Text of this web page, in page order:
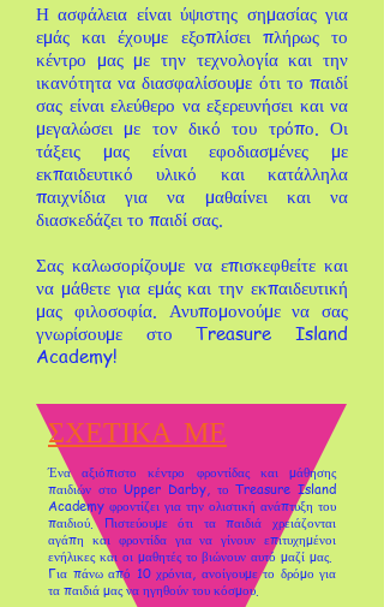
Η ασφάλεια είναι ύψιστης σημασίας για
εμάς και έχουμε εξοπλίσει πλήρως το
κέντρο μας με την τεχνολογία και την
ικανότητα να διασφαλίσουμε ότι το παιδί
σας είναι ελεύθερο να εξερευνήσει και να
μεγαλώσει με τον δικό του τρόπο. Οι
τάξεις μας είναι εφοδιασμένες με
εκπαιδευτικό υλικό και κατάλληλα
παιχνίδια για να μαθαίνει και να
διασκεδάζει το παιδί σας.
Σας καλωσορίζουμε να επισκεφθείτε και
να μάθετε για εμάς και την εκπαιδευτική
μας φιλοσοφία. Ανυπομονούμε να σας
γνωρίσουμε στο Treasure Island
Academy!
ΣΧΕΤΙΚΑ ΜΕ
Ένα αξιόπιστο κέντρο φροντίδας και μάθησης
παιδιών στο Upper Darby, το Treasure Island
Academy φροντίζει για την ολιστική ανάπτυξη του
παιδιού. Πιστεύουμε ότι τα παιδιά χρειάζονται
αγάπη και φροντίδα για να γίνουν επιτυχημένοι
ενήλικες και οι μαθητές το βιώνουν αυτό μαζί μας.
Για πάνω από 10 χρόνια, ανοίγουμε το δρόμο για
τα παιδιά μας να ηγηθούν του κόσμου.